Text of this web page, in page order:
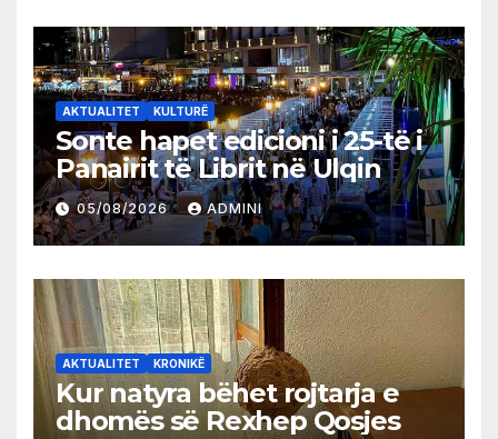
AKTUALITET KULTURË
Sonte hapet edicioni i 25-të i
Panairit të Librit në Ulqin
05/08/2026 ADMINI
AKTUALITET KRONIKË
Kur natyra bëhet rojtarja e
dhomës së Rexhep Qosjes